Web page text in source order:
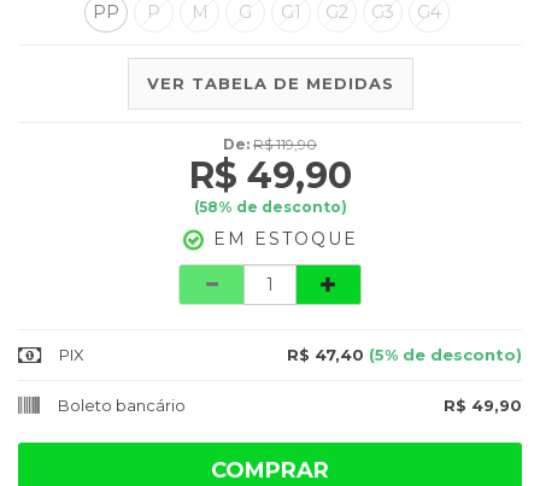
PP P M G G1 G2 G3 G4
VER TABELA DE MEDIDAS
De: R$ 119,90
R$ 49,90
(58% de desconto)
EM ESTOQUE
PIX R$ 47,40 (5% de desconto)
Boleto bancário R$ 49,90
COMPRAR